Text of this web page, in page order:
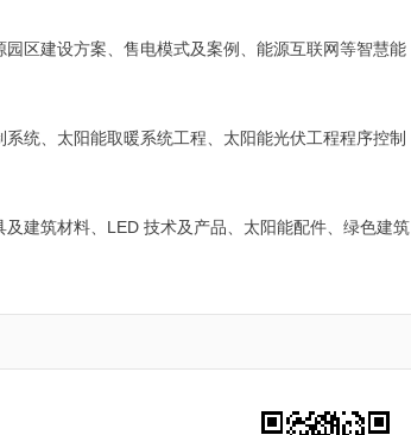
区建设方案、售电模式及案例、能源互联网等智慧能
统、太阳能取暖系统工程、太阳能光伏工程程序控制
建筑材料、LED 技术及产品、太阳能配件、绿色建筑